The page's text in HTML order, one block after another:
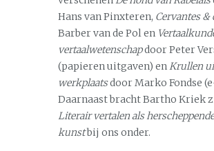
Hans van Pinxteren, Cervantes &
Barber van de Pol en
vertaalwetenschapdoor Peter
(papieren uitgaven) enKrullen
werkplaatsdoor Marko Fondse
Daarnaast bracht Bartho Kriek
Literair vertalen als herscheppende
kunstbij ons onder.